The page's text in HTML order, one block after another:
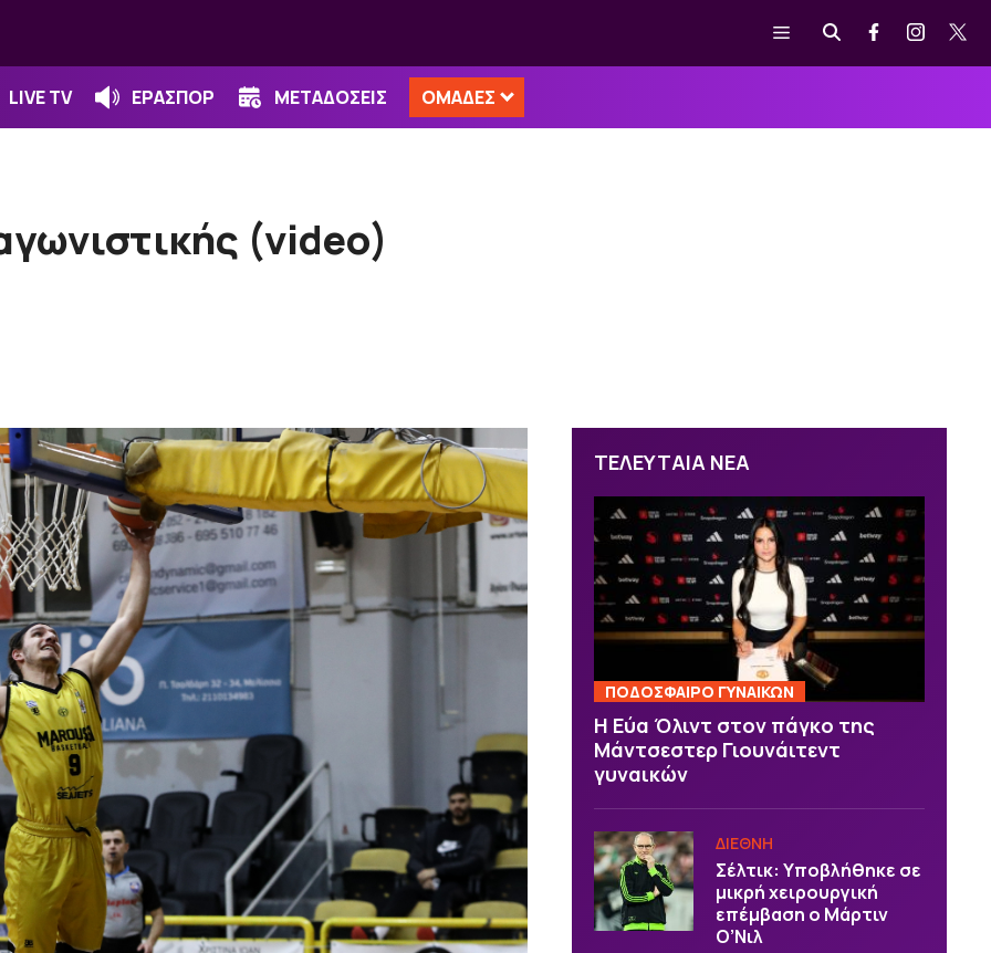
Μενού
LIVE TV ΕΡΑΣΠΟΡ ΜΕΤΑΔΟΣΕΙΣ ΟΜΑΔΕΣ
(video)
ΤΕΛΕΥΤΑΙΑ ΝΕΑ
ΠΟΔΟΣΦΑΙΡΟ ΓΥΝΑΙΚΩΝ
Η Εύα Όλιντ στον πάγκο της
Μάντσεστερ Γιουνάιτεντ
γυναικών
ΔΙΕΘΝΗ
Σέλτικ: Υποβλήθηκε σε
μικρή χειρουργική
επέμβαση ο Μάρτιν
Ο’Νιλ